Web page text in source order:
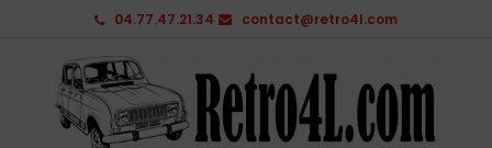
04.77.47.21.34 contact@retro4l.com